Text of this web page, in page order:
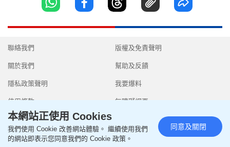
聯絡我們
關於我們
隱私政策聲明
使用條款
版權及免責聲明
幫助及反饋
我要爆料
無障礙網頁
Copyright © 2026 SingTao Ltd.All rights reserved.
本網站正使用 Cookies
我們使用 Cookie 改善網站體驗。 繼續使用我們
的網站即表示您同意我們的 Cookie 政策。
同意及關閉